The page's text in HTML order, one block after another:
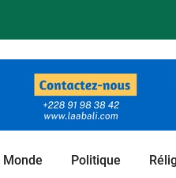
Monde Politique